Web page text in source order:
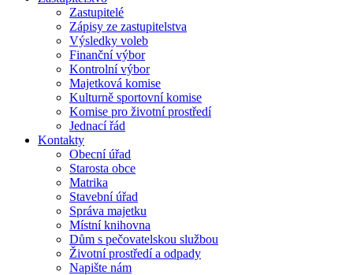
Zastupitelé
Zápisy ze zastupitelstva
Výsledky voleb
Finanční výbor
Kontrolní výbor
Majetková komise
Kulturně sportovní komise
Komise pro životní prostředí
Jednací řád
Kontakty
Obecní úřad
Starosta obce
Matrika
Stavební úřad
Správa majetku
Místní knihovna
Dům s pečovatelskou službou
Životní prostředí a odpady
Napište nám